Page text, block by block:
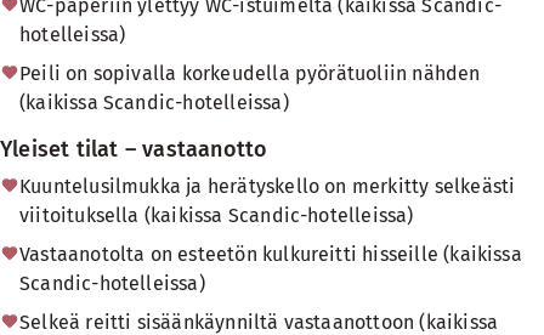
WC-paperiin ylettyy WC-istuimelta (kaikissa Scandic-
hotelleissa)
Peili on sopivalla korkeudella pyörätuoliin nähden
(kaikissa Scandic-hotelleissa)
Yleiset tilat – vastaanotto
Kuuntelusilmukka ja herätyskello on merkitty selkeästi
viitoituksella (kaikissa Scandic-hotelleissa)
Vastaanotolta on esteetön kulkureitti hisseille (kaikissa
Scandic-hotelleissa)
Selkeä reitti sisäänkäynniltä vastaanottoon (kaikissa